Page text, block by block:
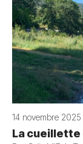
14 novembre
La